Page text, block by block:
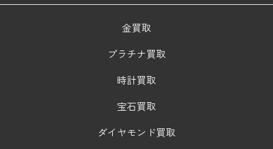
金買取
プラチナ買取
時計買取
宝石買取
ダイヤモンド買取